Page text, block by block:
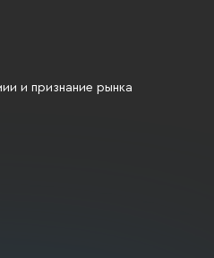
и признание рынка